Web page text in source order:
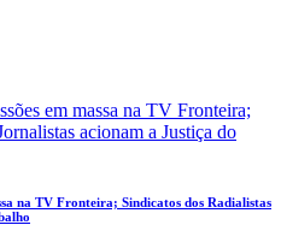
na TV Fronteira; Sindicatos dos Radialistas